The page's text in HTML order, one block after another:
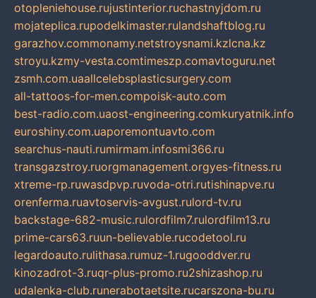
otopleniehouse.rujustinterior.ruchastnyjdom.ru
mojateplica.rupodelkimaster.rulandshaftblog.ru
garazhov.commonamy.netstroysnami.kzlcna.kz
stroyu.kzmy-vesta.comtimeszp.comavtoguru.net
zsmh.com.uaallcelebsplasticsurgery.com
all-tattoos-for-men.compoisk-auto.com
best-radio.com.uaost-engineering.comkuryatnik.info
euroshiny.com.uaporemontuavto.com
searchus-nauti.rumirmam.infosmi366.ru
transgazstroy.ruorgmanagement.orgyes-fitness.ru
xtreme-rp.ruwasdpvp.ruvoda-otri.rutishinapve.ru
orenferma.ruavtoservis-avgust.rulord-tv.ru
backstage-682-music.rulordfilm7.rulordfilm13.ru
prime-cars63.ruun-believable.rucodetool.ru
legardoauto.rulithasa.rumuz-1.rugooddver.ru
kinozadrot-3.ruqr-plus-promo.ru2shizashop.ru
udalenka-club.runerabotaetsite.rucarszona-bu.ru